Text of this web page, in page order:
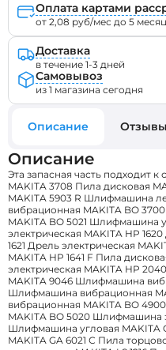
Описание
Описание
Эта запасная часть подходит
MAKITA 3708 Пила дисковая
MAKITA 5903 R Шлифмашина
вибрационная MAKITA BO
MAKITA BO 5021 Шлифмашина
электрическая MAKITA HP
1621 Дрель электрическая
MAKITA HP 1641 F Пила
электрическая MAKITA HP
MAKITA 9046 Шлифмашина
Шлифмашина вибрационная
вибрационная MAKITA BO
MAKITA BO 5020 Шлифмашина
Шлифмашина угловая MAKITA
MAKITA GA 6021 С Пила
Оплата картами
от 2,08 руб/мес до 5
Доставка
в течение 1-3 дней
Самовывоз
из 1 магазина сегодня